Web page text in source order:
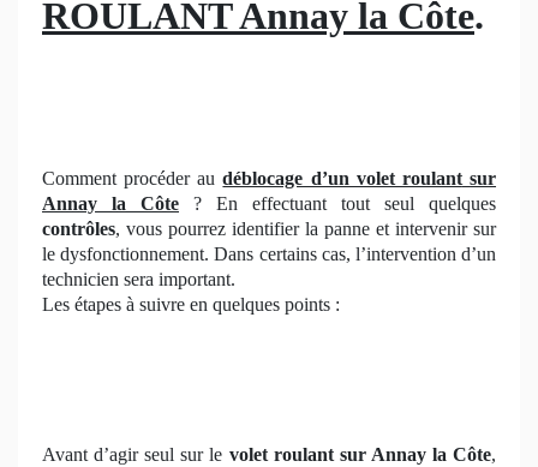
ROULANT Annay la Côte.
Comment procéder audéblocage d’un volet roulant sur
Annay la Côte ? En effectuant tout seul quelques
contrôles, vous pourrez identifier la panne et intervenir sur
le dysfonctionnement. Dans certains cas, l’intervention d’un
technicien sera important.
Les étapes à suivre en quelques points :
Avant d’agir seul sur le volet roulant sur Annay la Côte,